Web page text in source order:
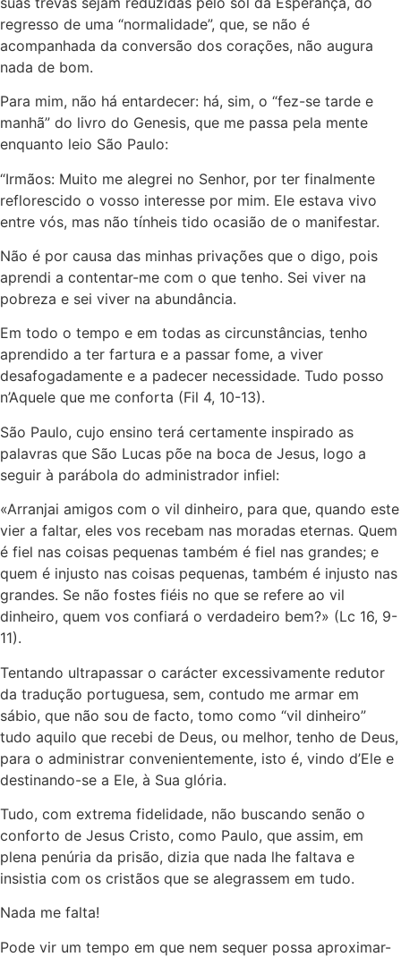
regresso de uma “normalidade”, que, se não é
acompanhada da conversão dos corações, não augura
nada de bom.
Para mim, não há entardecer: há, sim, o “fez-se tarde e
manhã” do livro do Genesis, que me passa pela mente
enquanto leio São Paulo:
“Irmãos: Muito me alegrei no Senhor, por ter finalmente
reflorescido o vosso interesse por mim. Ele estava vivo
entre vós, mas não tínheis tido ocasião de o manifestar.
Não é por causa das minhas privações que o digo, pois
aprendi a contentar-me com o que tenho. Sei viver na
pobreza e sei viver na abundância.
Em todo o tempo e em todas as circunstâncias, tenho
aprendido a ter fartura e a passar fome, a viver
desafogadamente e a padecer necessidade. Tudo posso
n’Aquele que me conforta (Fil 4, 10-13).
São Paulo, cujo ensino terá certamente inspirado as
palavras que São Lucas põe na boca de Jesus, logo a
seguir à parábola do administrador infiel:
«Arranjai amigos com o vil dinheiro, para que, quando este
vier a faltar, eles vos recebam nas moradas eternas. Quem
é fiel nas coisas pequenas também é fiel nas grandes; e
quem é injusto nas coisas pequenas, também é injusto nas
grandes. Se não fostes fiéis no que se refere ao vil
dinheiro, quem vos confiará o verdadeiro bem?» (Lc 16, 9-
11).
Tentando ultrapassar o carácter excessivamente redutor
da tradução portuguesa, sem, contudo me armar em
sábio, que não sou de facto, tomo como “vil dinheiro”
tudo aquilo que recebi de Deus, ou melhor, tenho de Deus,
para o administrar convenientemente, isto é, vindo d’Ele e
destinando-se a Ele, à Sua glória.
Tudo, com extrema fidelidade, não buscando senão o
conforto de Jesus Cristo, como Paulo, que assim, em
plena penúria da prisão, dizia que nada lhe faltava e
insistia com os cristãos que se alegrassem em tudo.
Nada me falta!
Pode vir um tempo em que nem sequer possa aproximar-